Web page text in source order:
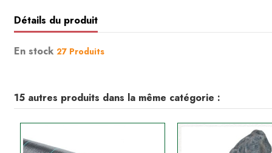
Détails du produit
En stock 27 Produits
15 autres produits dans la même catégorie :